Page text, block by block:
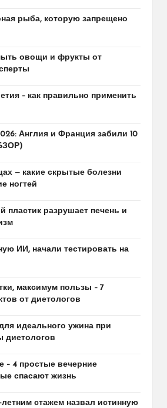
рыба, которую запрещено
овощи и фрукты от
– как правильно применить
Англия и Франция забили 10
— какие скрытые болезни
ногтей
пластик разрушает печень и
ИИ, начали тестировать на
максимум пользы – 7
от диетологов
идеального ужина при
диетологов
– 4 простые вечерние
спасают жизнь
стажем назвал истинную